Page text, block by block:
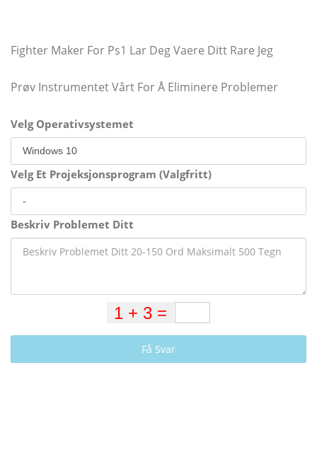
Fighter Maker For Ps1 Lar Deg Vaere Ditt Rare Jeg
Prøv Instrumentet Vårt For Å Eliminere Problemer
Velg Operativsystemet
Velg Et Projeksjonsprogram (Valgfritt)
Beskriv Problemet Ditt
Få Svar